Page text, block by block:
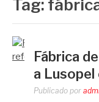
Tag:
Fábrica
a
Publicado por